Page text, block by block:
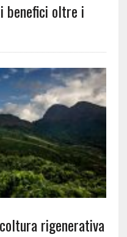
benefici oltre i
rigenerativa